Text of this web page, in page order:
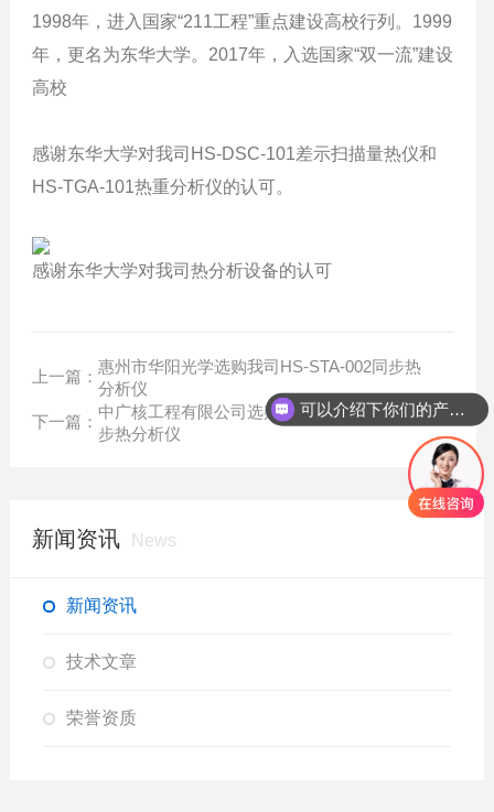
1998年，进入国家“211工程”重点建设高校行列。1999
年，更名为东华大学。2017年，入选国家“双一流”建设
高校
感谢东华大学对我司HS-DSC-101差示扫描量热仪和
HS-TGA-101热重分析仪的认可。
感谢东华大学对我司热分析设备的认可
上一篇：
惠州市华阳光学选购我司HS-STA-002同步热
分析仪
下一篇：
中广核工程有限公司选购我司HS-STA-001同
步热分析仪
新闻资讯 News
新闻资讯
技术文章
荣誉资质
可以介绍下你们的产品么？